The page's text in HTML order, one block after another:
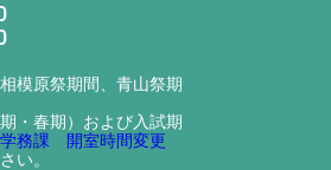
模原祭期間、青山祭期
・春期）および入試期
学務課 開室時間変更
い。